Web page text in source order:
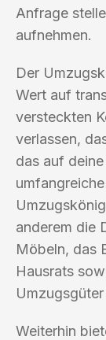
Anfrage
aufnehmen.
Der
Wert auf
versteckten
verlassen,
das auf
anderem die
Möbeln, das
Hausrats
Weiterhin